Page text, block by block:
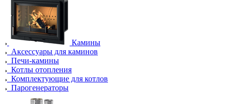
Камины
Аксессуары для каминов
Печи-камины
Котлы отопления
Комплектующие для котлов
Парогенераторы